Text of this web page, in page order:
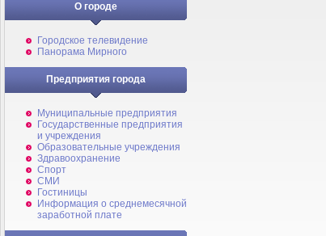
О городе
Городское телевидение
Панорама Мирного
Предприятия города
Муниципальные предприятия
Государственные предприятия
и учреждения
Образовательные учреждения
Здравоохранение
Спорт
СМИ
Гостиницы
Информация о среднемесячной
заработной плате